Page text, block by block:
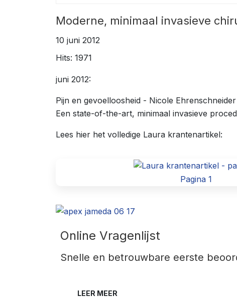
Moderne, minimaal invasieve
10 juni 2012
Hits: 1971
juni 2012:
Pijn en gevoelloosheid - Nicole
Een state-of-the-art, minimaal invasieve
Lees hier het volledige Laura krantenartikel:
Pagina 1
Online Vragenlijst
Snelle en betrouwbare eerste
LEER MEER